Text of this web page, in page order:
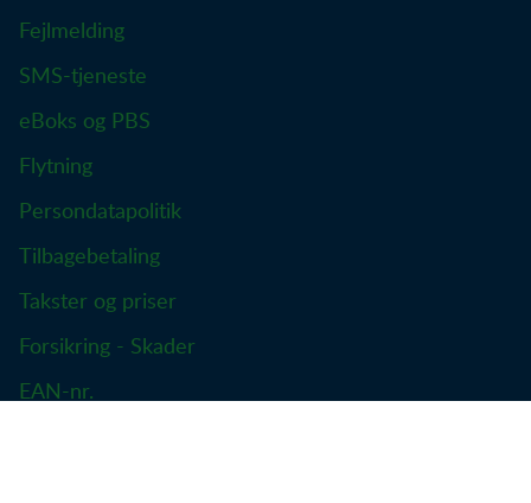
Fejlmelding
SMS-tjeneste
eBoks og PBS
Flytning
Persondatapolitik
Tilbagebetaling
Takster og priser
Forsikring - Skader
EAN-nr.